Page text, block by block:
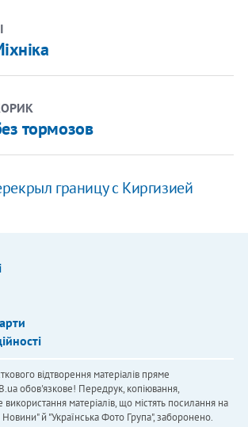
тормозов
границу с Киргизией
відтворення матеріалів пряме
обов'язкове! Передрук, копіювання,
використання матеріалів, що містять посилання на
Новини" й "Українська Фото Група", заборонено.